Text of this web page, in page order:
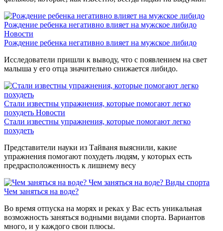
Рождение ребенка негативно влияет на мужское либидо
Новости
Рождение ребенка негативно влияет на мужское либидо
Исследователи пришли к выводу, что с появлением на свет
малыша у его отца значительно снижается либидо.
Стали известны упражнения, которые помогают легко
похудеть Новости
Стали известны упражнения, которые помогают легко
похудеть
Представители науки из Тайваня выяснили, какие
упражнения помогают похудеть людям, у которых есть
предрасположенность к лишнему весу
Чем заняться на воде? Виды спорта
Чем заняться на воде?
Во время отпуска на морях и реках у Вас есть уникальная
возможность заняться водными видами спорта. Вариантов
много, и у каждого свои плюсы.